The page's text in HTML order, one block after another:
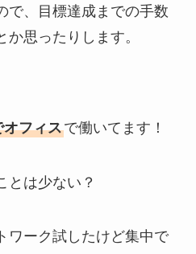
で、目標達成までの手数
思ったりします。
オフィスで働いてます！
とは少ない？
ワーク試したけど集中で